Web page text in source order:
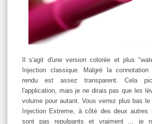
Il s'agit d'une version colorée et plus
Injection classique. Malgré la
rendu est assez transparent. Cela
l'application, mais je ne dirais pas que les
volume pour autant. Vous verrez plus bas
Injection Extreme, à côté des deux
sont pas repulpants et vraiment ... je